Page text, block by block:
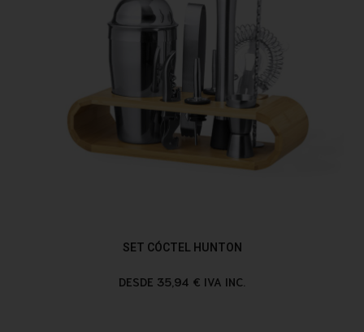
SET CÓCTEL HUNTON
DESDE 35,94 € IVA INC.